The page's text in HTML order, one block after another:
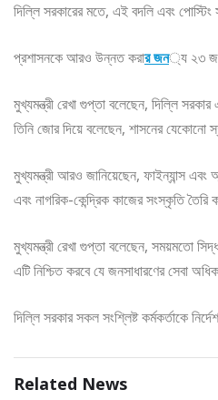
দিল্লি সরকারের মতে, এই বদলি এবং
প্রশাসনকে আরও উন্নত করার জন্য ২৩ জন
মুখ্যমন্ত্রী রেখা গুপ্তা বলেছেন, দিল্লি
তিনি জোর দিয়ে বলেছেন, শাসনের যেকোনো
মুখ্যমন্ত্রী আরও জানিয়েছেন, ফাইন্যান্স এবং
এবং নাগরিক-কেন্দ্রিক কাজের সংস্কৃতি তৈরি
মুখ্যমন্ত্রী রেখা গুপ্তা বলেছেন, সময়মতো
এটি নিশ্চিত করবে যে জনসাধারণের সেবা
দিল্লি সরকার সকল সংশ্লিষ্ট কর্মকর্তাকে
Related News